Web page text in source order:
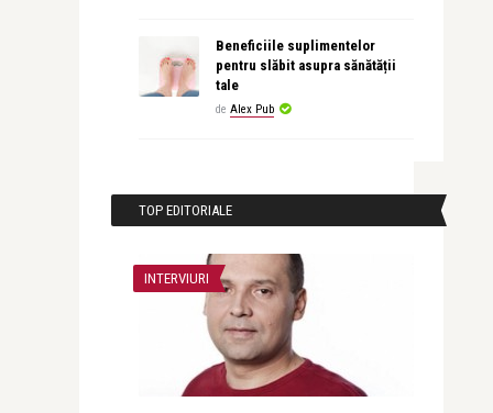
Beneficiile suplimentelor
pentru slăbit asupra sănătății
tale
de Alex Pub
TOP EDITORIALE
INTERVIURI